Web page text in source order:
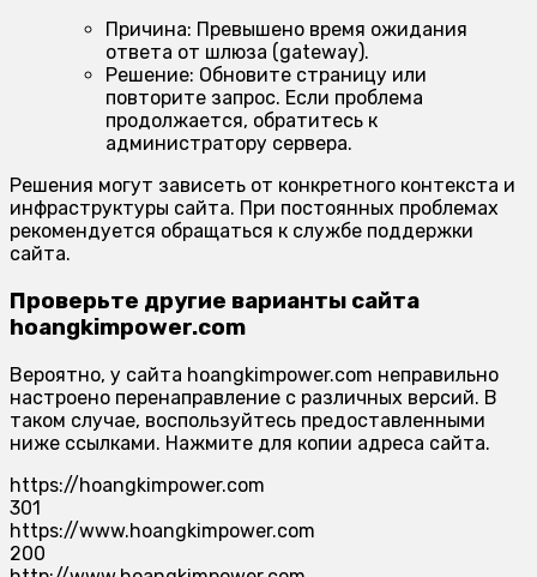
Причина: Превышено время ожидания
ответа от шлюза (gateway).
Решение: Обновите страницу или
повторите запрос. Если проблема
продолжается, обратитесь к
администратору сервера.
Решения могут зависеть от конкретного контекста и
инфраструктуры сайта. При постоянных проблемах
рекомендуется обращаться к службе поддержки
сайта.
Проверьте другие варианты сайта
hoangkimpower.com
Вероятно, у сайта hoangkimpower.com неправильно
настроено перенаправление с различных версий. В
таком случае, воспользуйтесь предоставленными
ниже ссылками. Нажмите для копии адреса сайта.
https://hoangkimpower.com
301
https://www.hoangkimpower.com
200